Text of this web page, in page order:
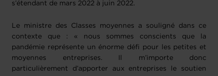
s’étendant de mars 2022 à juin 2022.
Le ministre des Classes moyennes a souligné dans ce
contexte que : « nous sommes conscients que la
pandémie représente un énorme défi pour les petites et
moyennes entreprises. Il m’importe donc
particulièrement d’apporter aux entreprises le soutien